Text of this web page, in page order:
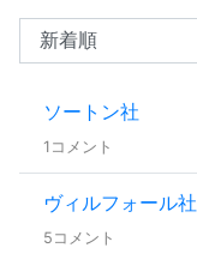
ソートン社
1コメント
ヴィルフォール社
5コメント